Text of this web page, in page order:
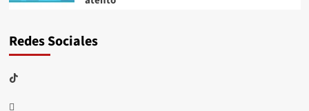
Redes Sociales
TikTok
threads